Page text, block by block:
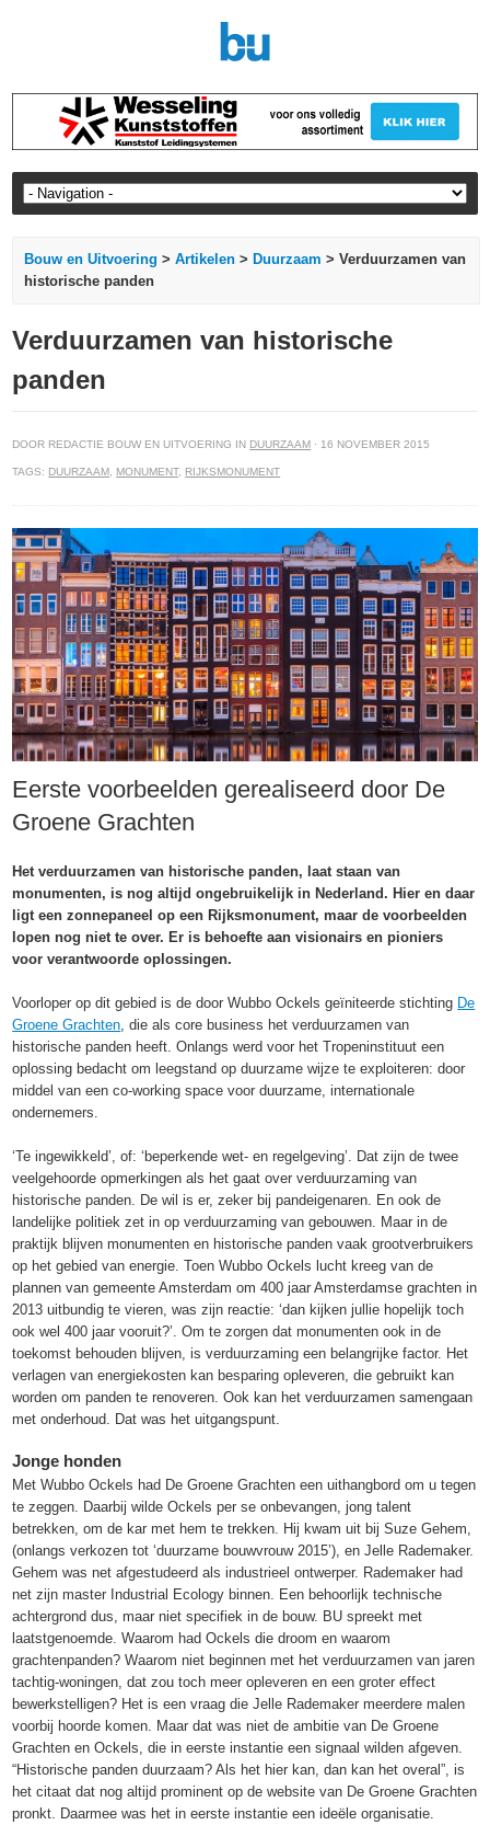
Bouw en Uitvoering >Artikelen > Duurzaam > Verduurzamen van
historische panden
Verduurzamen van historische
panden
DOOR REDACTIE BOUW EN UITVOERING IN DUURZAAM · 16 NOVEMBER 2015
TAGS: DUURZAAM, MONUMENT, RIJKSMONUMENT
Eerste voorbeelden gerealiseerd door De
Groene Grachten
Het verduurzamen van historische panden, laat staan van
monumenten, is nog altijd ongebruikelijk in Nederland. Hier en daar
ligt een zonnepaneel op een Rijksmonument, maar de voorbeelden
lopen nog niet te over. Er is behoefte aan visionairs en pioniers
voor verantwoorde oplossingen.
Voorloper op dit gebied is de door Wubbo Ockels geïniteerde stichting De
Groene Grachten, die als core business het verduurzamen van
historische panden heeft. Onlangs werd voor het Tropeninstituut een
oplossing bedacht om leegstand op duurzame wijze te exploiteren: door
middel van een co-working space voor duurzame, internationale
ondernemers.
‘Te ingewikkeld’, of: ‘beperkende wet- en regelgeving’. Dat zijn de twee
veelgehoorde opmerkingen als het gaat over verduurzaming van
historische panden. De wil is er, zeker bij pandeigenaren. En ook de
landelijke politiek zet in op verduurzaming van gebouwen. Maar in de
praktijk blijven monumenten en historische panden vaak grootverbruikers
op het gebied van energie. Toen Wubbo Ockels lucht kreeg van de
plannen van gemeente Amsterdam om 400 jaar Amsterdamse grachten in
2013 uitbundig te vieren, was zijn reactie: ‘dan kijken jullie hopelijk toch
ook wel 400 jaar vooruit?’. Om te zorgen dat monumenten ook in de
toekomst behouden blijven, is verduurzaming een belangrijke factor. Het
verlagen van energiekosten kan besparing opleveren, die gebruikt kan
worden om panden te renoveren. Ook kan het verduurzamen samengaan
met onderhoud. Dat was het uitgangspunt.
Jonge honden
Met Wubbo Ockels had De Groene Grachten een uithangbord om u tegen
te zeggen. Daarbij wilde Ockels per se onbevangen, jong talent
betrekken, om de kar met hem te trekken. Hij kwam uit bij Suze Gehem,
(onlangs verkozen tot ‘duurzame bouwvrouw 2015’), en Jelle Rademaker.
Gehem was net afgestudeerd als industrieel ontwerper. Rademaker had
net zijn master Industrial Ecology binnen. Een behoorlijk technische
achtergrond dus, maar niet specifiek in de bouw. BU spreekt met
laatstgenoemde. Waarom had Ockels die droom en waarom
grachtenpanden? Waarom niet beginnen met het verduurzamen van jaren
tachtig-woningen, dat zou toch meer opleveren en een groter effect
bewerkstelligen? Het is een vraag die Jelle Rademaker meerdere malen
voorbij hoorde komen. Maar dat was niet de ambitie van De Groene
Grachten en Ockels, die in eerste instantie een signaal wilden afgeven.
“Historische panden duurzaam? Als het hier kan, dan kan het overal”, is
het citaat dat nog altijd prominent op de website van De Groene Grachten
pronkt. Daarmee was het in eerste instantie een ideële organisatie.